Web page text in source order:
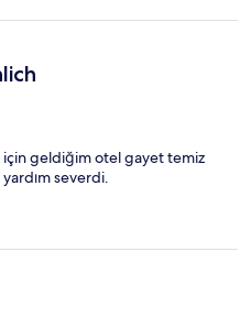
için geldiğim otel gayet temiz
yardım severdi.